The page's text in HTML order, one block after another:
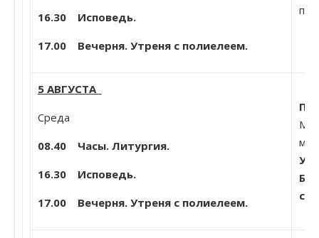
16.30 Исповедь.
17.00 Вечерня. Утреня с полиелеем.
5 АВГУСТА
Среда
08.40 Часы. Литургия.
16.30 Исповедь.
17.00 Вечерня. Утреня с полиелеем.